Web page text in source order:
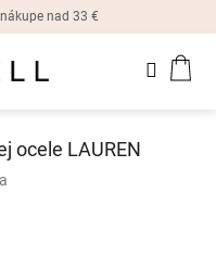
nákupe nad 33 €
ocele LAUREN